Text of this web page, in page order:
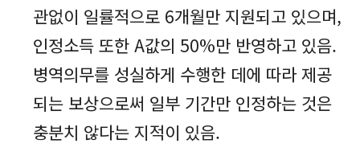
관없이 일률적으로 6개월만 지원되고 있으며,
인정소득 또한 A값의 50%만 반영하고 있음.
병역의무를 성실하게 수행한 데에 따라 제공
되는 보상으로써 일부 기간만 인정하는 것은
충분치 않다는 지적이 있음.